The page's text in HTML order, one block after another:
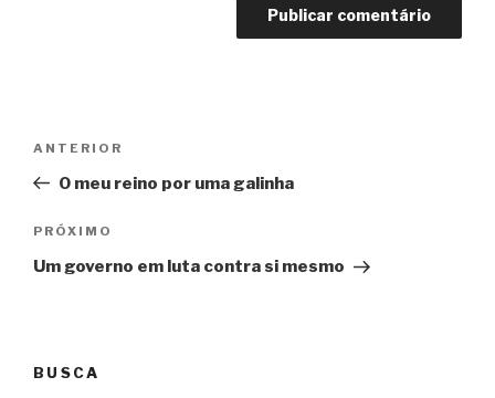
Post
Anterior
ANTERIOR
O meu reino por uma galinha
Próximo
PRÓXIMO
Um governo em luta contra si mesmo
BUSCA